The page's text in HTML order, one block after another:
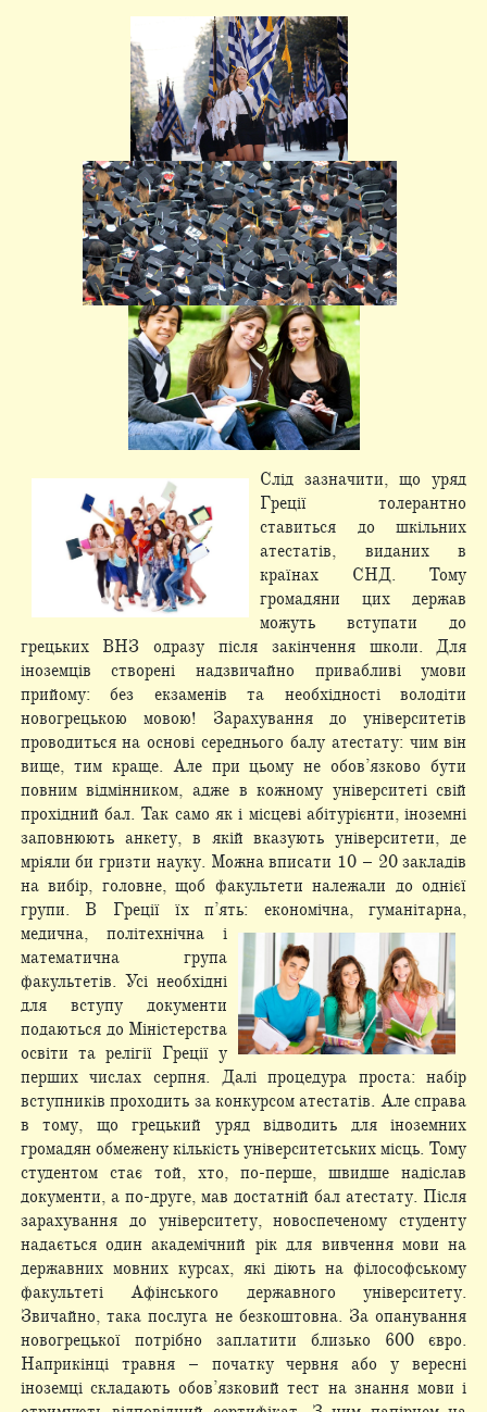
Слід зазначити, що уряд
Греції толерантно
ставиться до шкільних
атестатів, виданих в
країнах СНД. Тому
громадяни цих держав
можуть вступати до
грецьких ВНЗ одразу після закінчення школи. Для
іноземців створені надзвичайно привабливі умови
прийому: без екзаменів та необхідності володіти
новогрецькою мовою! Зарахування до університетів
проводиться на основі середнього балу атестату: чим він
вище, тим краще. Але при цьому не обов’язково бути
повним відмінником, адже в кожному університеті свій
прохідний бал. Так само як і місцеві абітурієнти, іноземні
заповнюють анкету, в якій вказують університети, де
мріяли би гризти науку. Можна вписати 10 – 20 закладів
на вибір, головне, щоб факультети належали до однієї
групи. В Греції їх п’ять: економічна, гуманітарна,
медична, політехнічна і
математична група
факультетів. Усі необхідні
для вступу документи
подаються до Міністерства
освіти та релігії Греції у
перших числах серпня. Далі процедура проста: набір
вступників проходить за конкурсом атестатів. Але справа
в тому, що грецький уряд відводить для іноземних
громадян обмежену кількість університетських місць. Тому
студентом стає той, хто, по-перше, швидше надіслав
документи, а по-друге, мав достатній бал атестату. Після
зарахування до університету, новоспеченому студенту
надається один академічний рік для вивчення мови на
державних мовних курсах, які діють на філософському
факультеті Афінського державного університету.
Звичайно, така послуга не безкоштовна. За опанування
новогрецької потрібно заплатити близько 600 євро.
Наприкінці травня – початку червня або у вересні
іноземці складають обов’язковий тест на знання мови і